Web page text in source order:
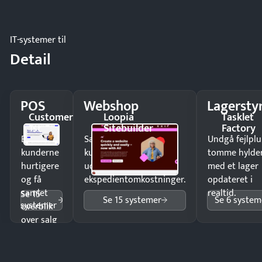
IT-systemer til
Detail
POS
Customer
1st
Ekspedér
kunderne
hurtigere
og få
samlet
overblik
over salg
Se 15
systemer
Webshop
Loopia
Sitebuilder
Sælg produkter 24/7 til
kunder i hele landet
uden
ekspedientomkostninger.
Se 15 systemer
Tasklet
Factory
Undgå
tomme
med et lager
opdateret i
realtid.
Se 6